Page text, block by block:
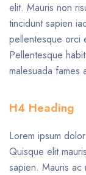
elit. Mauris non
tincidunt sapien
pellentesque orci
Pellentesque
malesuada fames
H4 Heading
Lorem ipsum
Quisque elit
sapien. Mauris ac